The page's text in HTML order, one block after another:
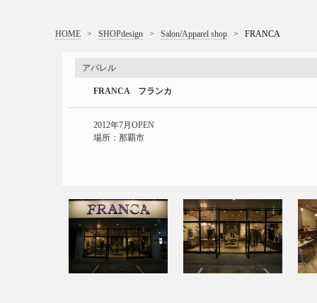
HOME > SHOPdesign > Salon/Apparel shop > FRANCA
アパレル
FRANCA フランカ
2012年7月OPEN
場所：那覇市